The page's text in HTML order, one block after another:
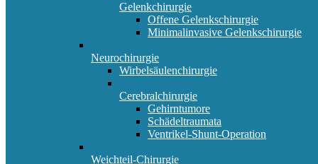
Gelenkchirurgie
Offene Gelenkschirurgie
Minimalinvasive Gelenkschirurgie
Neurochirurgie
Wirbelsäulenchirurgie
Cerebralchirurgie
Gehirntumore
Schädeltraumata
Ventrikel-Shunt-Operation
Weichteil-Chirurgie